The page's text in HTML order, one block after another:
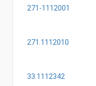
271-1112001
271.1112010
33.1112342